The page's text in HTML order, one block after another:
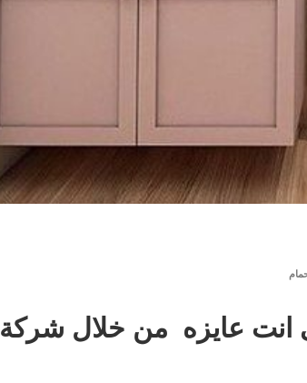
عايزه من خلال شركة